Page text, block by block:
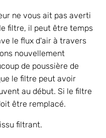
ne vous ait pas averti
filtre, il peut être temps
le flux d'air à travers
nouvellement
de poussière de
le filtre peut avoir
au début. Si le filtre
être remplacé.
filtrant.